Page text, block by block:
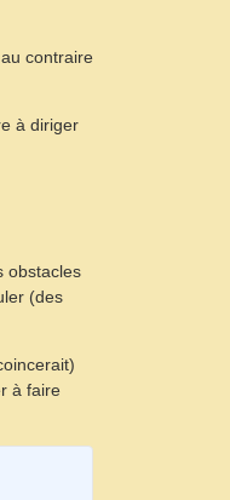
contraire
à diriger
obstacles
(des
à faire